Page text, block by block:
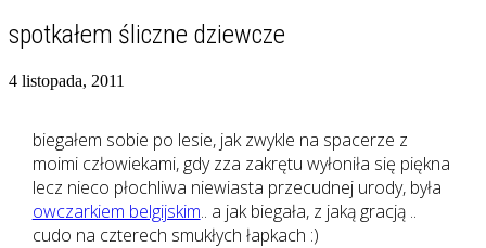
zgranestado.pl
spotkałem śliczne dziewcze
4 listopada, 2011
biegałem sobie po lesie, jak zwykle na spacerze z
moimi człowiekami, gdy zza zakrętu wyłoniła się piękna
lecz nieco płochliwa niewiasta przecudnej urody, była
owczarkiem belgijskim.. a jak biegała, z jaką gracją ..
cudo na czterech smukłych łapkach :)